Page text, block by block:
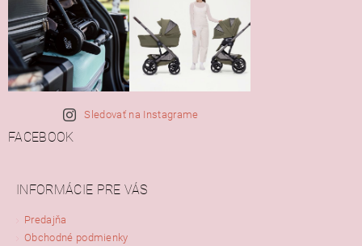
Sledovať na Instagrame
FACEBOOK
INFORMÁCIE PRE VÁS
Predajňa
Obchodné podmienky